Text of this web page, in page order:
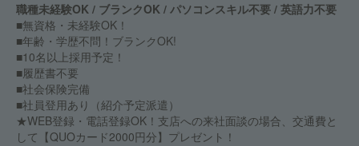
職種未経験OK / ブランクOK / パソコンスキル不要 / 英語力不要
■無資格・未経験OK！
■年齢・学歴不問！ブランクOK!
■10名以上採用予定！
■履歴書不要
■社会保険完備
■社員登用あり（紹介予定派遣）
★WEB登録・電話登録OK！支店への来社面談の場合、交通費と
して【QUOカード2000円分】プレゼント！